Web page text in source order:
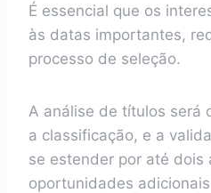
É essencial que os
às datas importantes,
processo de seleção.
A análise de títulos será
a classificação, e a
se estender por até dois
oportunidades